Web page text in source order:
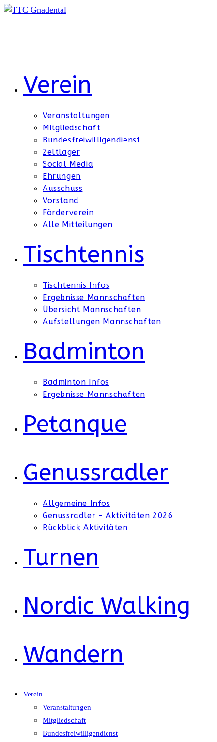
Zum
Verein
Veranstaltungen
Mitgliedschaft
Bundesfreiwilligendienst
Zeltlager
Social Media
Ehrungen
Ausschuss
Vorstand
Förderverein
Alle Mitteilungen
Tischtennis
Tischtennis Infos
Ergebnisse Mannschaften
Übersicht Mannschaften
Aufstellungen Mannschaften
Badminton
Badminton Infos
Ergebnisse Mannschaften
Petanque
Genussradler
Allgemeine Infos
Genussradler – Aktivitäten 2026
Rückblick Aktivitäten
Turnen
Nordic Walking
Wandern
Verein
Veranstaltungen
Mitgliedschaft
Bundesfreiwilligendienst